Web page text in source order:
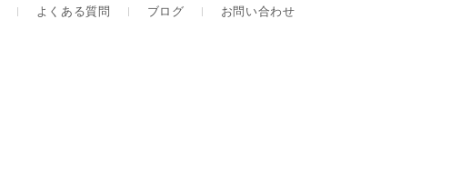
よくある質問 ブログ お問い合わせ